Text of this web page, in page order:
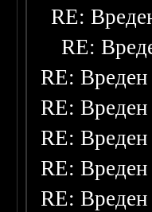
RE:
RE:
RE: Вреден
RE: Вреден
RE: Вреден
RE: Вреден
RE: Вреден